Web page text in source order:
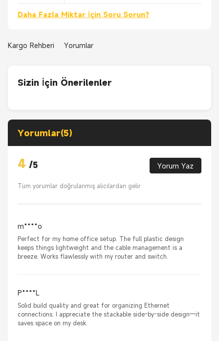
Daha Fazla Miktar İçin Soru Sorun?
Kargo Rehberi Yorumlar
Sizin İçin Önerilenler
Yorumlar(5)
4 /5 Yorum Yaz
Tüm yorumlar doğrulanmış alıcılardan gelir
m****o
Perfect for my home office setup. The full plastic design
keeps things lightweight and the cable management is a
breeze. Works flawlessly with my router and switch.
P****L
Solid build quality and great for organizing Ethernet
connections. I appreciate the stackable side-by-side design—it
saves space on my desk.